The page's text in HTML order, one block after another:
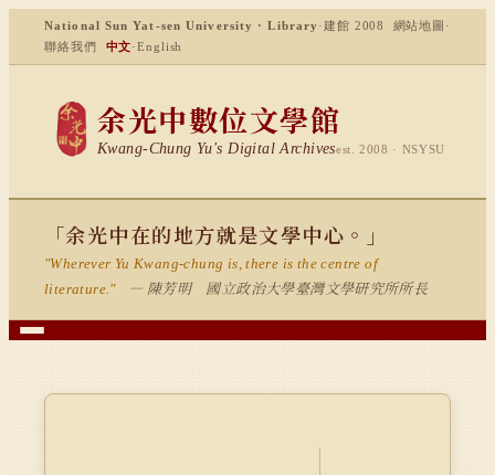
National Sun Yat-sen University · Library ·建館 2008 網站地圖 ·
聯絡我們
中文·English
余光中數位文學館
Kwang-Chung Yu's Digital Archivesest. 2008 · NSYSU
「余光中在的地方就是文學中心。」
"Wherever Yu Kwang-chung is, there is the centre of
literature."
— 陳芳明 國立政治大學臺灣文學研究所所長